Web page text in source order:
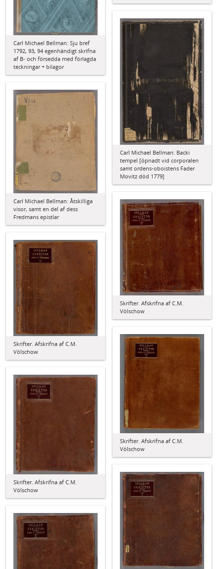
Carl Michael Bellman: Sju bref
1792, 93, 94 egenhändigt skrifna
af B- och försedda med förlagda
teckningar + bilagor
Carl Michael Bellman: Backi
tempel [öpnadt vid corporalen
samt ordens-oboistens Fader
Movitz död 1779]
Carl Michael Bellman: Åtskilliga
visor, samt en del af dess
Fredmans epistlar
Skrifter. Afskrifna af C.M.
Völschow
Skrifter. Afskrifna af C.M.
Völschow
Skrifter. Afskrifna af C.M.
Völschow
Skrifter. Afskrifna af C.M.
Völschow